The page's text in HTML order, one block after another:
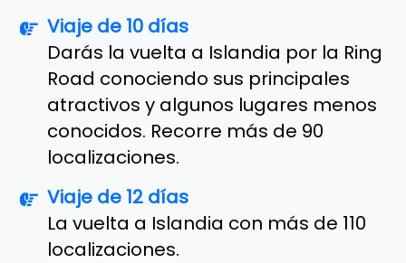
Viaje de 10 días
Darás la vuelta a Islandia por la Ring
Road conociendo sus principales
atractivos y algunos lugares menos
conocidos. Recorre más de 90
localizaciones.
Viaje de 12 días
La vuelta a Islandia con más de 110
localizaciones.